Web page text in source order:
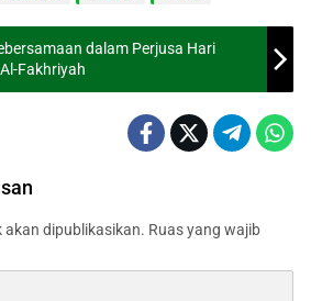
dalam Perjusa Hari
Fakhriyah
akan dipublikasikan. Ruas yang wajib